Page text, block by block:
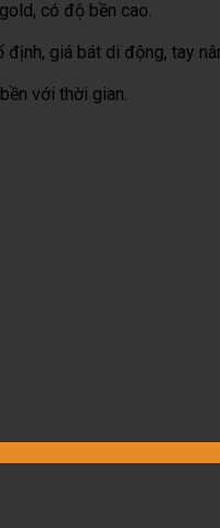
có độ bền cao.
giá bát di động, tay
với thời gian.